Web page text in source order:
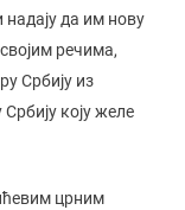
надају да им нову
речима,
Србију из
коју желе
црним